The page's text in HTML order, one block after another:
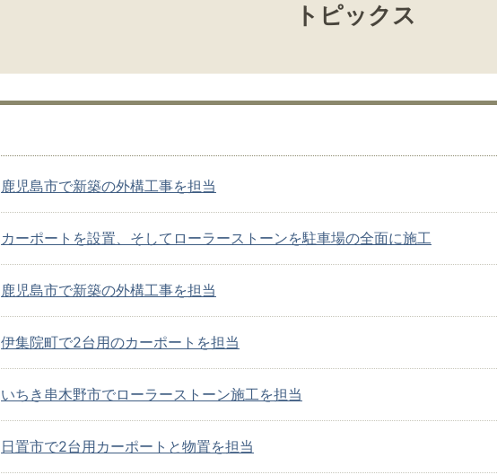
トピックス
鹿児島市で新築の外構工事を担当
カーポートを設置、そしてローラーストーンを駐車場の全面に施工
鹿児島市で新築の外構工事を担当
伊集院町で2台用のカーポートを担当
いちき串木野市でローラーストーン施工を担当
日置市で2台用カーポートと物置を担当